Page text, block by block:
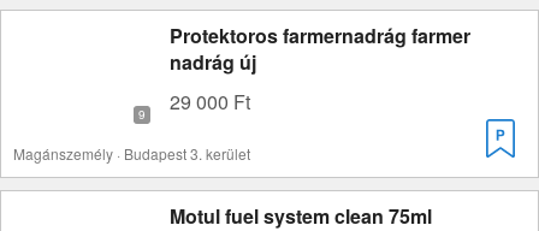
Protektoros farmernadrág farmer
nadrág új
29 000 Ft
Magánszemély · Budapest 3. kerület
Motul fuel system clean 75ml